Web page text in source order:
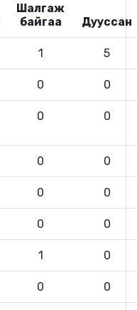
Шалгаж
байгаа
Дууссан
1 5
0 0
0 0
0 0
0 0
0 0
1 0
0 0